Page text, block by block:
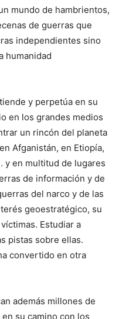
mundo de hambrientos,
de guerras que
independientes sino
humanidad
y perpetúa en su
en los grandes medios
un rincón del planeta
Afganistán, en Etiopía,
y en multitud de lugares
de información y de
del narco y de las
geoestratégico, su
Estudiar a
pistas sobre ellas.
convertido en otra
además millones de
su camino con los